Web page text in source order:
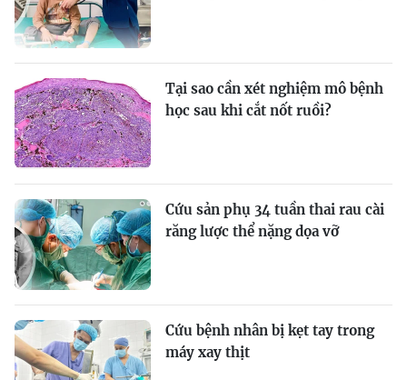
Tại sao cần xét nghiệm mô bệnh
học sau khi cắt nốt ruồi?
Cứu sản phụ 34 tuần thai rau cài
răng lược thể nặng dọa vỡ
Cứu bệnh nhân bị kẹt tay trong
máy xay thịt